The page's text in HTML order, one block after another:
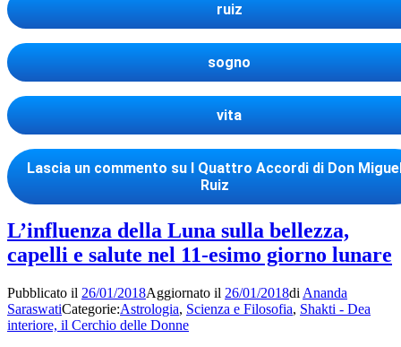
ruiz
sogno
vita
Lascia un commento su I Quattro Accordi di Don
Ruiz
L’influenza della Luna sulla bellezza,
capelli e salute nel 11-esimo giorno lunare
Pubblicato il 26/01/2018Aggiornato il 26/01/2018di Ananda
SaraswatiCategorie:Astrologia, Scienza e Filosofia, Shakti - Dea
interiore, il Cerchio delle Donne